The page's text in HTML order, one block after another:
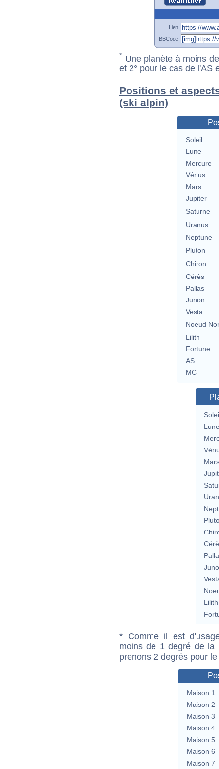
Lien
BBCode
* Une planète à moins
et 2° pour le cas de l'AS
Positions et
(ski alpin)
Soleil
Lune
Mercure
Vénus
Mars
Jupiter
Saturne
Uranus
Neptune
Pluton
Chiron
Cérès
Pallas
Junon
Vesta
Noeud
Lilith
Fortune
AS
MC
Lune
Mars
Lilith
* Comme il est
moins de 1 degré de la
prenons 2 degrés pour
Maison 1
Maison 2
Maison 3
Maison 4
Maison 5
Maison 6
Maison 7